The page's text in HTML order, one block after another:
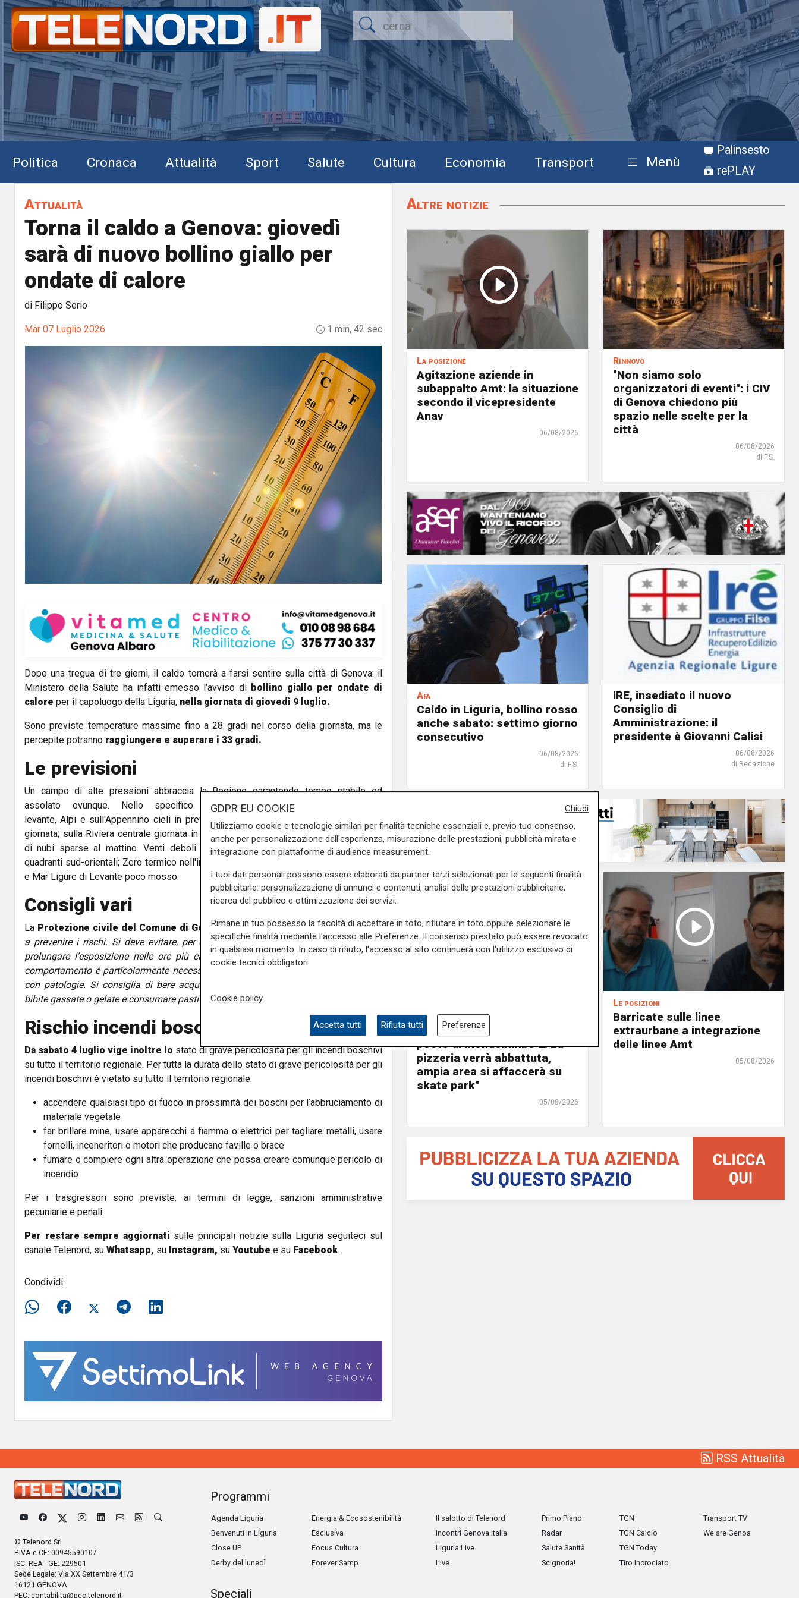
Politica Cronaca Attualità Sport Salute Cultura Economia Transport Menù
Palinsesto
rePLAY
Attualità
Torna il caldo a Genova: giovedì
sarà di nuovo bollino giallo per
ondate di calore
di Filippo Serio
Mar 07 Luglio 2026 1 min, 42 sec
Dopo una tregua di tre giorni, il caldo tornerà a farsi sentire sulla città di Genova: il
Ministero della Salute ha infatti emesso l'avviso di bollino giallo per ondate di
calore per il capoluogo della Liguria, nella giornata di giovedì 9 luglio.
Sono previste temperature massime fino a 28 gradi nel corso della giornata, ma le
percepite potranno raggiungere e superare i 33 gradi.
Le previsioni
Un campo di alte pressioni abbraccia la Regione garantendo tempo stabile ed
assolato ovunque. Nello specifico su Riviera di ponente, Riviera di
levante, Alpi e sull'Appennino cieli in prevalenza sereni o poco nuvolosi per l'intera
giornata; sulla Riviera centrale giornata in prevalenza poco nuvolosa, salvo presenza
di nubi sparse al mattino. Venti deboli dai quadranti sud-orientali in rotazione ai
quadranti sud-orientali; Zero termico nell'intorno di 4550 metri. Mar Ligure di Ponente
e Mar Ligure di Levante poco mosso.
Consigli vari
La Protezione civile del Comune di Genovaraccomanda di"osservare regole utili
a prevenire i rischi. Si deve evitare, per quanto possibile, di uscire e comunque di
prolungare l’esposizione nelle ore più calde della giornata, dalle 11 alle 18. Tale
comportamento è particolarmente necessario per gli anziani, i bambini e le persone
con patologie. Si consiglia di bere acqua con regolarità, escludere gli alcolici e le
bibite gassate o gelate e consumare pasti leggeri e poco conditi."
Rischio incendi boschivi
Da sabato 4 luglio vige inoltre lo stato di grave pericolosità per gli incendi boschivi
su tutto il territorio regionale. Per tutta la durata dello stato di grave pericolosità per gli
incendi boschivi è vietato su tutto il territorio regionale:
accendere qualsiasi tipo di fuoco in prossimità dei boschi per l’abbruciamento di
materiale vegetale
far brillare mine, usare apparecchi a fiamma o elettrici per tagliare metalli, usare
fornelli, inceneritori o motori che producano faville o brace
fumare o compiere ogni altra operazione che possa creare comunque pericolo di
incendio
Per i trasgressori sono previste, ai termini di legge, sanzioni amministrative
pecuniarie e penali.
Per restare sempre aggiornati sulle principali notizie sulla Liguria seguiteci sul
canale Telenord, su Whatsapp, su Instagram, su Youtube e su Facebook.
Condividi:
Altre notizie
La posizione
Agitazione aziende in
subappalto Amt: la situazione
secondo il vicepresidente
Anav
06/08/2026
Rinnovo
"Non siamo solo
organizzatori di eventi": i CIV
di Genova chiedono più
spazio nelle scelte per la
città
06/08/2026
di F.S.
Afa
Caldo in Liguria, bollino rosso
anche sabato: settimo giorno
consecutivo
06/08/2026
di F.S.
IRE, insediato il nuovo
Consiglio di
Amministrazione: il
presidente è Giovanni Calisi
06/08/2026
di Redazione
Ass. Viscogliosi a Telenord:
"A Puntavagno un'area cani al
posto di Mondobimbo 2. La
pizzeria verrà abbattuta,
ampia area si affaccerà su
skate park"
05/08/2026
Le posizioni
Barricate sulle linee
extraurbane a integrazione
delle linee Amt
05/08/2026
RSS Attualità
© Telenord Srl
P.IVA e CF: 00945590107
ISC. REA - GE: 229501
Sede Legale: Via XX Settembre 41/3
16121 GENOVA
PEC: contabilita@pec.telenord.it
Programmi
Agenda Liguria
Benvenuti in Liguria
Close UP
Derby del lunedì
Energia & Ecosostenibilità
Esclusiva
Focus Cultura
Forever Samp
Il salotto di Telenord
Incontri Genova Italia
Liguria Live
Live
Primo Piano
Radar
Salute Sanità
Scignoria!
TGN
TGN Calcio
TGN Today
Tiro Incrociato
Transport TV
We are Genoa
Speciali
Chiudi
GDPR EU COOKIE
Utilizziamo cookie e tecnologie similari per finalità tecniche essenziali e, previo tuo consenso,
anche per personalizzazione dell'esperienza, misurazione delle prestazioni, pubblicità mirata e
integrazione con piattaforme di audience measurement.
I tuoi dati personali possono essere elaborati da partner terzi selezionati per le seguenti finalità
pubblicitarie: personalizzazione di annunci e contenuti, analisi delle prestazioni pubblicitarie,
ricerca del pubblico e ottimizzazione dei servizi.
Rimane in tuo possesso la facoltà di accettare in toto, rifiutare in toto oppure selezionare le
specifiche finalità mediante l'accesso alle Preferenze. Il consenso prestato può essere revocato
in qualsiasi momento. In caso di rifiuto, l'accesso al sito continuerà con l'utilizzo esclusivo di
cookie tecnici obbligatori.
Cookie policy
Accetta tutti Rifiuta tutti Preferenze